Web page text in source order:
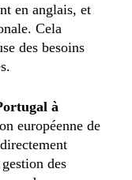
en anglais, et
Cela
des besoins
à
européenne de
des